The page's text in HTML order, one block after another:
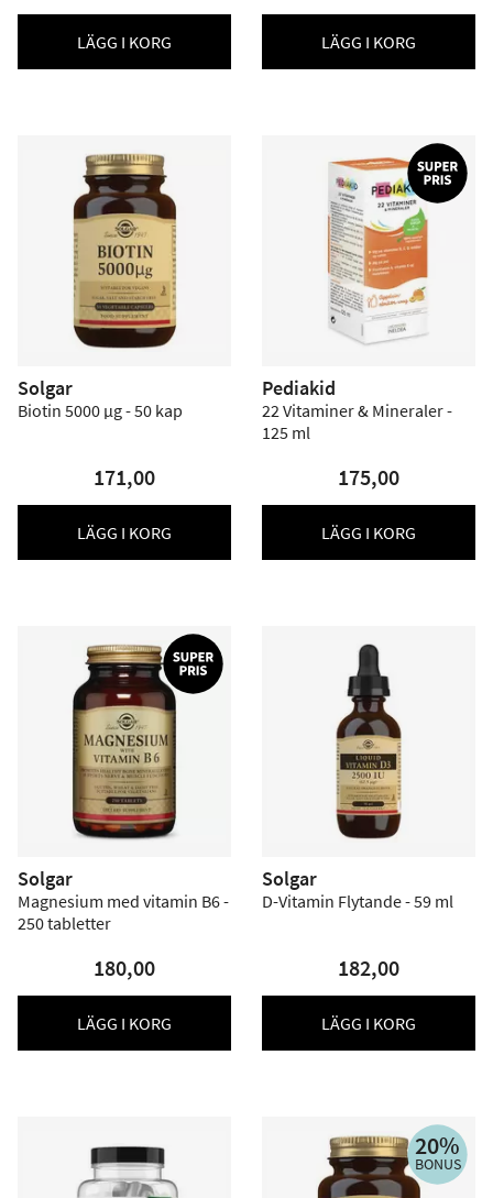
LÄGG I KORG LÄGG I KORG
Solgar
Biotin 5000 µg - 50 kap
171,00
LÄGG I KORG
Pediakid
22 Vitaminer & Mineraler -
125 ml
175,00
LÄGG I KORG
Solgar
Magnesium med vitamin B6 -
250 tabletter
180,00
LÄGG I KORG
Solgar
D-Vitamin Flytande - 59 ml
182,00
LÄGG I KORG
20%
BONUS